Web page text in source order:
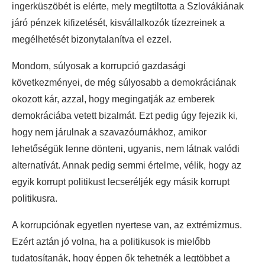
ingerküszöbét is elérte, mely megtiltotta a Szlovákiának
járó pénzek kifizetését, kisvállalkozók tízezreinek a
megélhetését bizonytalanítva el ezzel.
Mondom, súlyosak a korrupció gazdasági
következményei, de még súlyosabb a demokráciának
okozott kár, azzal, hogy megingatják az emberek
demokráciába vetett bizalmát. Ezt pedig úgy fejezik ki,
hogy nem járulnak a szavazóurnákhoz, amikor
lehetőségük lenne dönteni, ugyanis, nem látnak valódi
alternatívát. Annak pedig semmi értelme, vélik, hogy az
egyik korrupt politikust lecseréljék egy másik korrupt
politikusra.
A korrupciónak egyetlen nyertese van, az extrémizmus.
Ezért aztán jó volna, ha a politikusok is mielőbb
tudatosítanák, hogy éppen ők tehetnék a legtöbbet a